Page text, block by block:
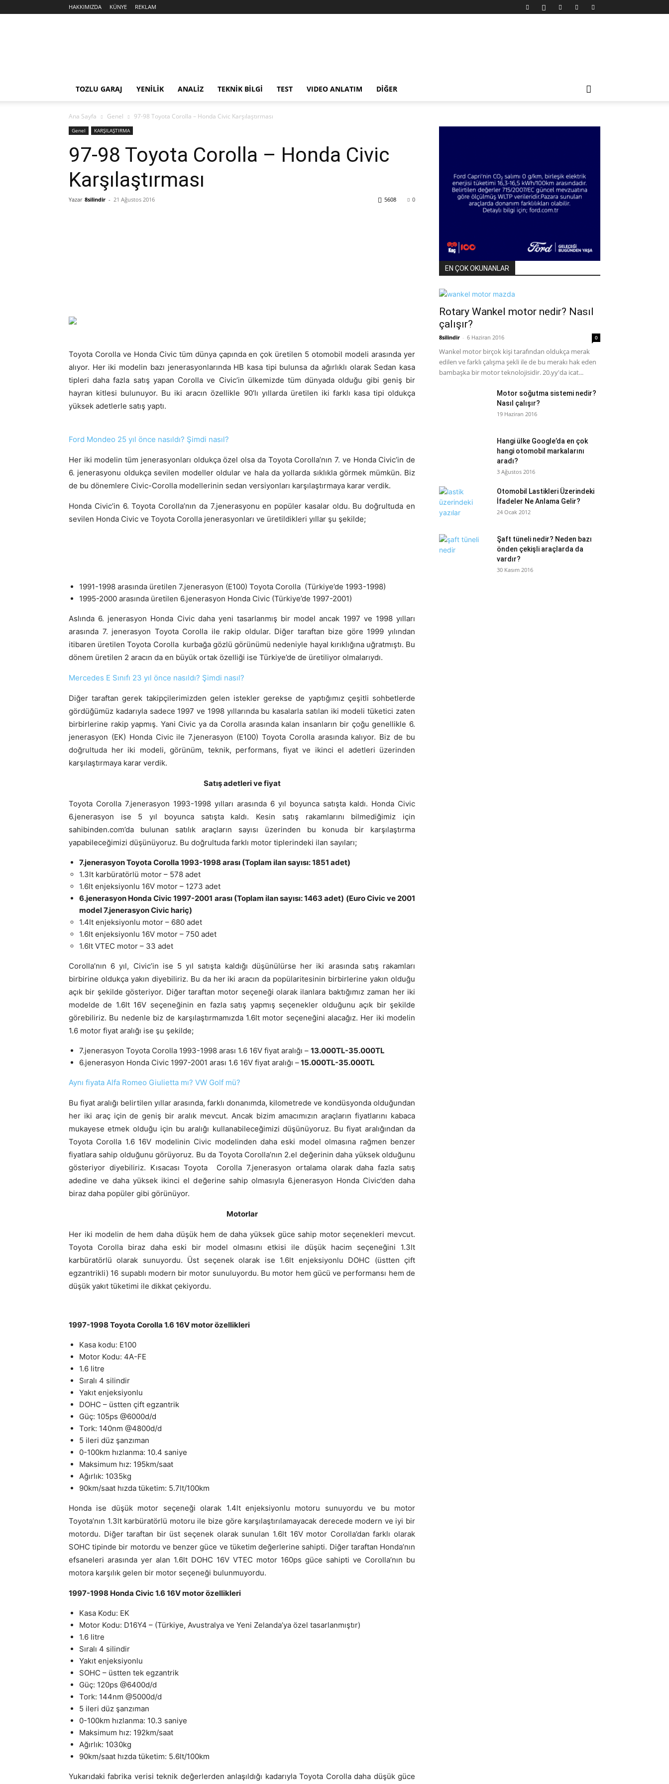
HAKKIMIZDA KÜNYE REKLAM
TOZLU GARAJ YENİLİK ANALİZ TEKNİK BİLGİ TEST VIDEO ANLATIM DİĞER
Ana Sayfa Genel 97-98 Toyota Corolla – Honda Civic Karşılaştırması
Genel KARŞILAŞTIRMA
97-98 Toyota Corolla – Honda Civic
Karşılaştırması
Yazar 8silindir - 21 Ağustos 2016 0
5608
Toyota Corolla ve Honda Civic tüm dünya çapında en çok üretilen 5 otomobil modeli arasında yer
alıyor. Her iki modelin bazı jenerasyonlarında HB kasa tipi bulunsa da ağırlıklı olarak Sedan kasa
tipleri daha fazla satış yapan Corolla ve Civic’in ülkemizde tüm dünyada olduğu gibi geniş bir
hayran kitlesi bulunuyor. Bu iki aracın özellikle 90’lı yıllarda üretilen iki farklı kasa tipi oldukça
yüksek adetlerle satış yaptı.
Ford Mondeo 25 yıl önce nasıldı? Şimdi nasıl?
Her iki modelin tüm jenerasyonları oldukça özel olsa da Toyota Corolla’nın 7. ve Honda Civic’in de
6. jenerasyonu oldukça sevilen modeller oldular ve hala da yollarda sıklıkla görmek mümkün. Biz
de bu dönemlere Civic-Corolla modellerinin sedan versiyonları karşılaştırmaya karar verdik.
Honda Civic’in 6. Toyota Corolla’nın da 7.jenerasyonu en popüler kasalar oldu. Bu doğrultuda en
sevilen Honda Civic ve Toyota Corolla jenerasyonları ve üretildikleri yıllar şu şekilde;
1991-1998 arasında üretilen 7.jenerasyon (E100) Toyota Corolla (Türkiye’de 1993-1998)
1995-2000 arasında üretilen 6.jenerasyon Honda Civic (Türkiye’de 1997-2001)
Aslında 6. jenerasyon Honda Civic daha yeni tasarlanmış bir model ancak 1997 ve 1998 yılları
arasında 7. jenerasyon Toyota Corolla ile rakip oldular. Diğer taraftan bize göre 1999 yılından
itibaren üretilen Toyota Corolla kurbağa gözlü görünümü nedeniyle hayal kırıklığına uğratmıştı. Bu
dönem üretilen 2 aracın da en büyük ortak özelliği ise Türkiye’de de üretiliyor olmalarıydı.
Mercedes E Sınıfı 23 yıl önce nasıldı? Şimdi nasıl?
Diğer taraftan gerek takipçilerimizden gelen istekler gerekse de yaptığımız çeşitli sohbetlerde
gördüğümüz kadarıyla sadece 1997 ve 1998 yıllarında bu kasalarla satılan iki modeli tüketici zaten
birbirlerine rakip yapmış. Yani Civic ya da Corolla arasında kalan insanların bir çoğu genellikle 6.
jenerasyon (EK) Honda Civic ile 7.jenerasyon (E100) Toyota Corolla arasında kalıyor. Biz de bu
doğrultuda her iki modeli, görünüm, teknik, performans, fiyat ve ikinci el adetleri üzerinden
karşılaştırmaya karar verdik.
Satış adetleri ve fiyat
Toyota Corolla 7.jenerasyon 1993-1998 yılları arasında 6 yıl boyunca satışta kaldı. Honda Civic
6.jenerasyon ise 5 yıl boyunca satışta kaldı. Kesin satış rakamlarını bilmediğimiz için
sahibinden.com’da bulunan satılık araçların sayısı üzerinden bu konuda bir karşılaştırma
yapabileceğimizi düşünüyoruz. Bu doğrultuda farklı motor tiplerindeki ilan sayıları;
7.jenerasyon Toyota Corolla 1993-1998 arası (Toplam ilan sayısı: 1851 adet)
1.3lt karbüratörlü motor – 578 adet
1.6lt enjeksiyonlu 16V motor – 1273 adet
6.jenerasyon Honda Civic 1997-2001 arası (Toplam ilan sayısı: 1463 adet) (Euro Civic ve 2001
model 7.jenerasyon Civic hariç)
1.4lt enjeksiyonlu motor – 680 adet
1.6lt enjeksiyonlu 16V motor – 750 adet
1.6lt VTEC motor – 33 adet
Corolla’nın 6 yıl, Civic’in ise 5 yıl satışta kaldığı düşünülürse her iki arasında satış rakamları
birbirine oldukça yakın diyebiliriz. Bu da her iki aracın da popülaritesinin birbirlerine yakın olduğu
açık bir şekilde gösteriyor. Diğer taraftan motor seçeneği olarak ilanlara baktığımız zaman her iki
modelde de 1.6lt 16V seçeneğinin en fazla satış yapmış seçenekler olduğunu açık bir şekilde
görebiliriz. Bu nedenle biz de karşılaştırmamızda 1.6lt motor seçeneğini alacağız. Her iki modelin
1.6 motor fiyat aralığı ise şu şekilde;
7.jenerasyon Toyota Corolla 1993-1998 arası 1.6 16V fiyat aralığı – 13.000TL-35.000TL
6.jenerasyon Honda Civic 1997-2001 arası 1.6 16V fiyat aralığı –15.000TL-35.000TL
Aynı fiyata Alfa Romeo Giulietta mı? VW Golf mü?
Bu fiyat aralığı belirtilen yıllar arasında, farklı donanımda, kilometrede ve kondüsyonda olduğundan
her iki araç için de geniş bir aralık mevcut. Ancak bizim amacımızın araçların fiyatlarını kabaca
mukayese etmek olduğu için bu aralığı kullanabileceğimizi düşünüyoruz. Bu fiyat aralığından da
Toyota Corolla 1.6 16V modelinin Civic modelinden daha eski model olmasına rağmen benzer
fiyatlara sahip olduğunu görüyoruz. Bu da Toyota Corolla’nın 2.el değerinin daha yüksek olduğunu
gösteriyor diyebiliriz. Kısacası Toyota Corolla 7.jenerasyon ortalama olarak daha fazla satış
adedine ve daha yüksek ikinci el değerine sahip olmasıyla 6.jenerasyon Honda Civic’den daha
biraz daha popüler gibi görünüyor.
Motorlar
Her iki modelin de hem daha düşük hem de daha yüksek güce sahip motor seçenekleri mevcut.
Toyota Corolla biraz daha eski bir model olmasını etkisi ile düşük hacim seçeneğini 1.3lt
karbüratörlü olarak sunuyordu. Üst seçenek olarak ise 1.6lt enjeksiyonlu DOHC (üstten çift
egzantrikli) 16 supablı modern bir motor sunuluyordu. Bu motor hem gücü ve performansı hem de
düşük yakıt tüketimi ile dikkat çekiyordu.
1997-1998 Toyota Corolla 1.6 16V motor özellikleri
Kasa kodu: E100
Motor Kodu: 4A-FE
1.6 litre
Sıralı 4 silindir
Yakıt enjeksiyonlu
DOHC – üstten çift egzantrik
Güç: 105ps @6000d/d
Tork: 140nm @4800d/d
5 ileri düz şanzıman
0-100km hızlanma: 10.4 saniye
Maksimum hız: 195km/saat
Ağırlık: 1035kg
90km/saat hızda tüketim: 5.7lt/100km
Honda ise düşük motor seçeneği olarak 1.4lt enjeksiyonlu motoru sunuyordu ve bu motor
Toyota’nın 1.3lt karbüratörlü motoru ile bize göre karşılaştırılamayacak derecede modern ve iyi bir
motordu. Diğer taraftan bir üst seçenek olarak sunulan 1.6lt 16V motor Corolla’dan farklı olarak
SOHC tipinde bir motordu ve benzer güce ve tüketim değerlerine sahipti. Diğer taraftan Honda’nın
efsaneleri arasında yer alan 1.6lt DOHC 16V VTEC motor 160ps güce sahipti ve Corolla’nın bu
motora karşılık gelen bir motor seçeneği bulunmuyordu.
1997-1998 Honda Civic 1.6 16V motor özellikleri
Kasa Kodu: EK
Motor Kodu: D16Y4 – (Türkiye, Avustralya ve Yeni Zelanda’ya özel tasarlanmıştır)
1.6 litre
Sıralı 4 silindir
Yakıt enjeksiyonlu
SOHC – üstten tek egzantrik
Güç: 120ps @6400d/d
Tork: 144nm @5000d/d
5 ileri düz şanzıman
0-100km hızlanma: 10.3 saniye
Maksimum hız: 192km/saat
Ağırlık: 1030kg
90km/saat hızda tüketim: 5.6lt/100km
Yukarıdaki fabrika verisi teknik değerlerden anlaşıldığı kadarıyla Toyota Corolla daha düşük güce
EN ÇOK OKUNANLAR
Rotary Wankel motor nedir? Nasıl
çalışır?
8silindir - 6 Haziran 2016 0
Wankel motor birçok kişi tarafından oldukça merak
edilen ve farklı çalışma şekli ile de bu merakı hak eden
bambaşka bir motor teknolojisidir. 20.yy'da icat...
Motor soğutma sistemi nedir?
Nasıl çalışır?
19 Haziran 2016
Hangi ülke Google’da en çok
hangi otomobil markalarını
aradı?
3 Ağustos 2016
Otomobil Lastikleri Üzerindeki
İfadeler Ne Anlama Gelir?
24 Ocak 2012
Şaft tüneli nedir? Neden bazı
önden çekişli araçlarda da
vardır?
30 Kasım 2016